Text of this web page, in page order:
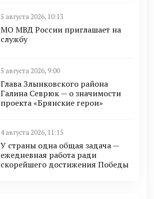
5 августа 2026, 10:13
МО МВД России приглашает на
службу
5 августа 2026, 9:00
Глава Злынковского района
Галина Севрюк — о значимости
проекта «Брянские герои»
4 августа 2026, 11:15
У страны одна общая задача —
ежедневная работа ради
скорейшего достижения Победы